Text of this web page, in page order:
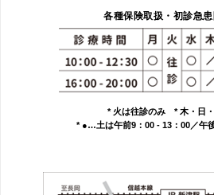
各種保険取扱・初診急
* 火は往診のみ * 木・日
* ●…土は午前9：00 - 13：00／午